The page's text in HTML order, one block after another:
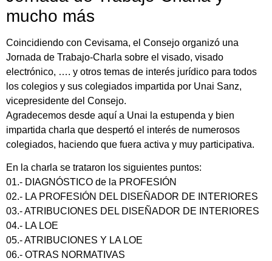
mucho más
Coincidiendo con Cevisama, el Consejo organizó una
Jornada de Trabajo-Charla sobre el visado, visado
electrónico, …. y otros temas de interés jurídico para todos
los colegios y sus colegiados impartida por Unai Sanz,
vicepresidente del Consejo.
Agradecemos desde aquí a Unai la estupenda y bien
impartida charla que despertó el interés de numerosos
colegiados, haciendo que fuera activa y muy participativa.
En la charla se trataron los siguientes puntos:
01.- DIAGNÓSTICO de la PROFESIÓN
02.- LA PROFESIÓN DEL DISEÑADOR DE INTERIORES
03.- ATRIBUCIONES DEL DISEÑADOR DE INTERIORES
04.- LA LOE
05.- ATRIBUCIONES Y LA LOE
06.- OTRAS NORMATIVAS